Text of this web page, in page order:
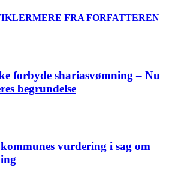
MERE FRA FORFATTEREN
forbyde shariasvømning – Nu
begrundelse
vurdering i sag om